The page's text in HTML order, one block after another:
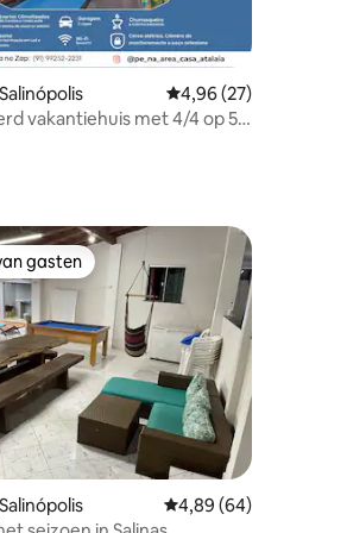
van 4,68 uit 5, 22 recensies
Gemiddelde
4,96 (27)
vakantiehuis met 4/4 op 5
van 4,98 uit 5, 45 recensies
gasten
gasten
Gemiddelde
4,89 (64)